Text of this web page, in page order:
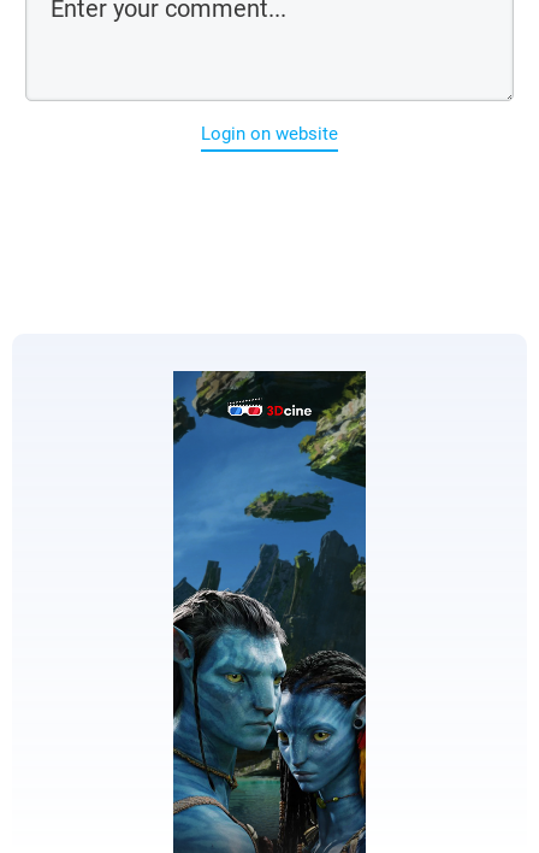
Login on website